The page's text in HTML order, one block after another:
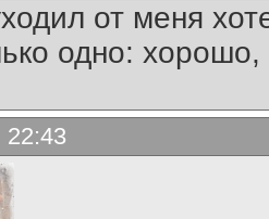
от меня
одно:
22:43